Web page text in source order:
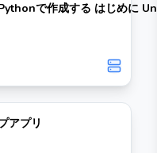
じめに Unichat Mcpサーバ
トアプリケーションを構築
を使用して基本的な
ライブラリを
install flask flask-
app = Flask(__name__)
アプリ